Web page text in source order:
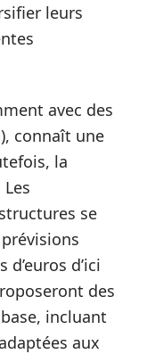
leurs
avec des
connaît une
la
se
d’ici
des
incluant
aux